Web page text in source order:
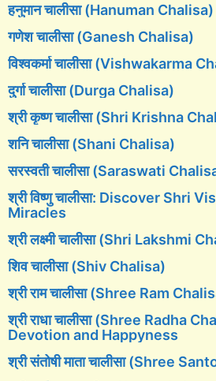
हनुमान चालीसा (Hanuman Chalisa)
गणेश चालीसा (Ganesh Chalisa)
विश्वकर्मा चालीसा (Vishwakarma
दुर्गा चालीसा (Durga Chalisa)
श्री कृष्ण चालीसा (Shri Krishna
शनि चालीसा (Shani Chalisa)
सरस्वती चालीसा (Saraswati
श्री विष्णु चालीसा: Discover Shri
Miracles
श्री लक्ष्मी चालीसा (Shri Lakshmi
शिव चालीसा (Shiv Chalisa)
श्री राम चालीसा (Shree Ram
श्री राधा चालीसा (Shree Radha
Devotion and Happyness
श्री संतोषी माता चालीसा (Shree